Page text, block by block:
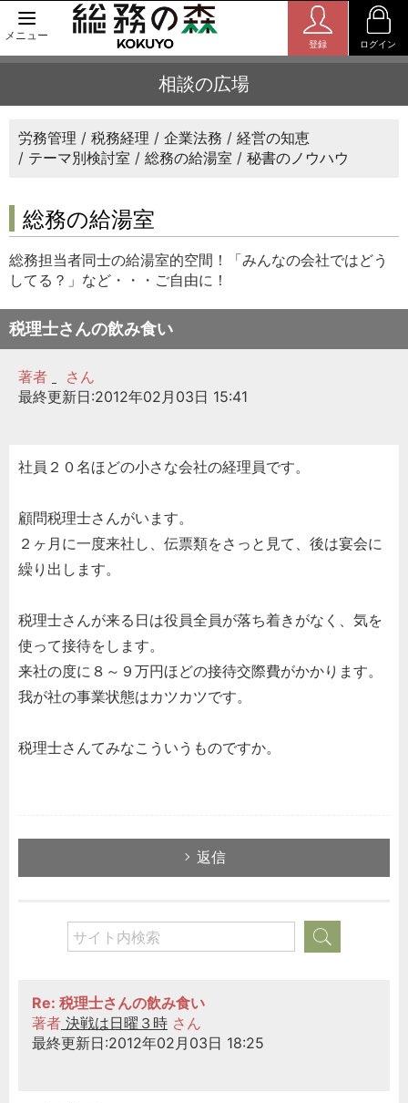
メニュー
登録 ログイン
相談の広場
労務管理 税務経理 企業法務
経営の知恵
テーマ別検討室
総務の給湯室 秘書のノウハウ
総務の給湯室
総務担当者同士の給湯室的空間！「みんなの会社ではどう
してる？」など・・・ご自由に！
税理士さんの飲み食い
著者
さん
最終更新日:2012年02月03日 15:41
社員２０名ほどの小さな会社の経理員です。
顧問税理士さんがいます。
２ヶ月に一度来社し、伝票類をさっと見て、後は宴会に
繰り出します。
税理士さんが来る日は役員全員が落ち着きがなく、気を
使って接待をします。
来社の度に８～９万円ほどの接待交際費がかかります。
我が社の事業状態はカツカツです。
税理士さんてみなこういうものですか。
返信
Re: 税理士さんの飲み食い
著者 決戦は日曜３時 さん
最終更新日:2012年02月03日 18:25